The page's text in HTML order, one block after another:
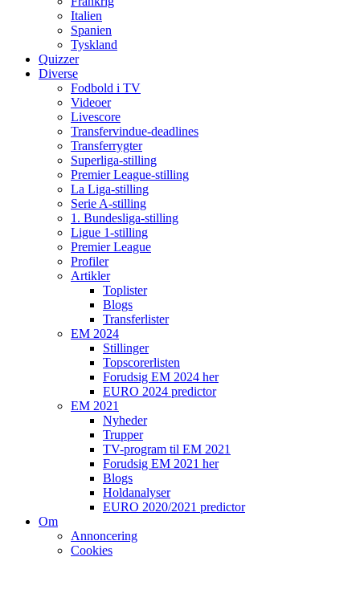
Italien
Spanien
Tyskland
Quizzer
Diverse
Fodbold i TV
Videoer
Livescore
Transfervindue-deadlines
Transferrygter
Superliga-stilling
Premier League-stilling
La Liga-stilling
Serie A-stilling
1. Bundesliga-stilling
Ligue 1-stilling
Premier League
Profiler
Artikler
Toplister
Blogs
Transferlister
EM 2024
Stillinger
Topscorerlisten
Forudsig EM 2024 her
EURO 2024 predictor
EM 2021
Nyheder
Trupper
TV-program til EM 2021
Forudsig EM 2021 her
Blogs
Holdanalyser
EURO 2020/2021 predictor
Om
Annoncering
Cookies